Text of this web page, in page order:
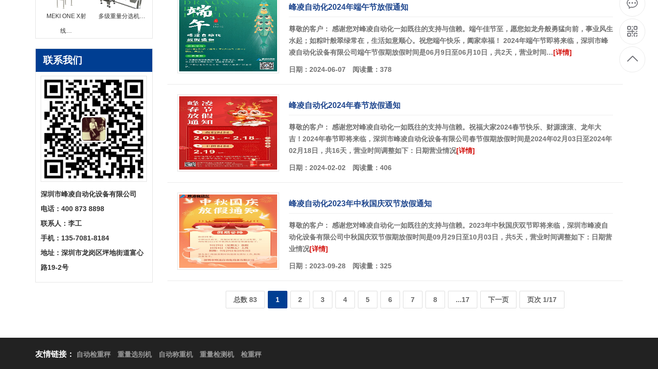
MEKI ONE X射
线…
多级重量分选机…
联系我们
深圳市峰凌自动化设备有限公司
电话： 400 873 8898
联系人： 李工
手机：135-7081-8184
地址： 深圳市龙岗区坪地街道富心
路19-2号
峰凌自动化2024年端午节放假通知
尊敬的客户： 感谢您对峰凌自动化一如既往的支持与信赖。端午佳节至，愿您如龙舟般勇猛向前，事业风生
水起；如粽叶般翠绿常在，生活如意顺心。祝您端午快乐，阖家幸福！ 2024年端午节即将来临，深圳市峰
凌自动化设备有限公司端午节假期放假时间是06月9日至06月10日，共2天，营业时间…[详情]
日期：2024-06-07 阅读量：378
峰凌自动化2024年春节放假通知
尊敬的客户： 感谢您对峰凌自动化一如既往的支持与信赖。祝福大家2024春节快乐、财源滚滚、龙年大
吉！2024年春节即将来临，深圳市峰凌自动化设备有限公司春节假期放假时间是2024年02月03日至2024年
02月18日，共16天，营业时间调整如下：日期营业情况[详情]
日期：2024-02-02 阅读量：406
峰凌自动化2023年中秋国庆双节放假通知
尊敬的客户： 感谢您对峰凌自动化一如既往的支持与信赖。2023年中秋国庆双节即将来临，深圳市峰凌自
动化设备有限公司中秋国庆双节假期放假时间是09月29日至10月03日，共5天，营业时间调整如下：日期营
业情况[详情]
日期：2023-09-28 阅读量：325
总数 83 1 2 3 4 5 6 7 8 ...17 下一页 页次 1/17
友情链接： 自动检重秤 重量选别机 自动称重机 重量检测机 检重秤